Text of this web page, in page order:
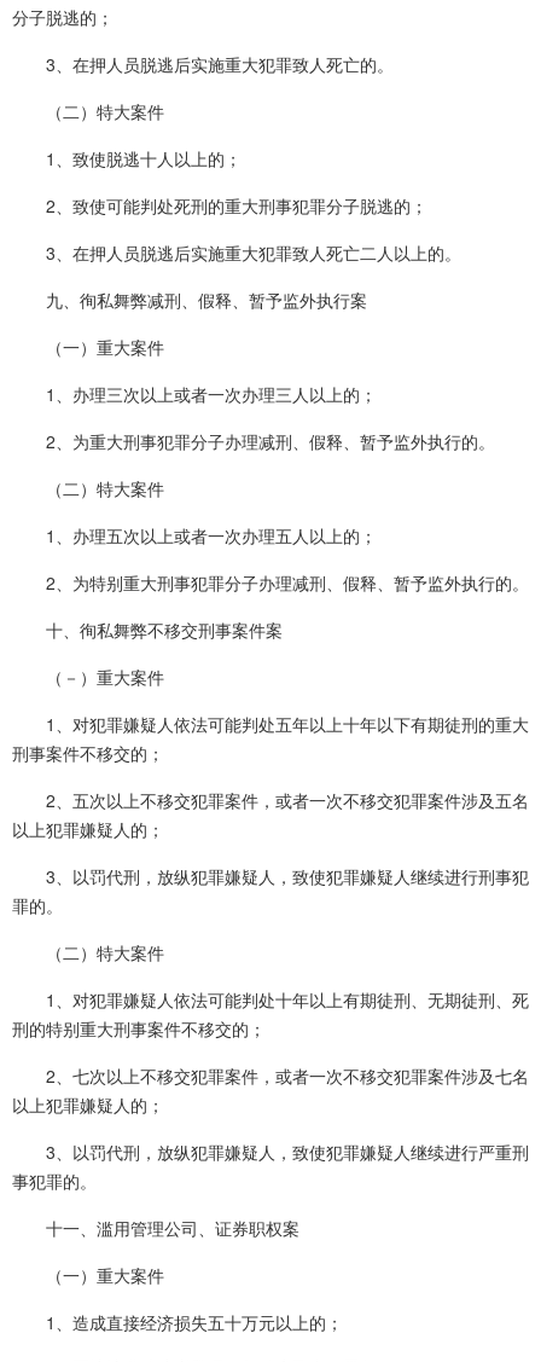
分子脱逃的；
3、在押人员脱逃后实施重大犯罪致人死亡的。
（二）特大案件
1、致使脱逃十人以上的；
2、致使可能判处死刑的重大刑事犯罪分子脱逃的；
3、在押人员脱逃后实施重大犯罪致人死亡二人以上的。
九、徇私舞弊减刑、假释、暂予监外执行案
（一）重大案件
1、办理三次以上或者一次办理三人以上的；
2、为重大刑事犯罪分子办理减刑、假释、暂予监外执行的。
（二）特大案件
1、办理五次以上或者一次办理五人以上的；
2、为特别重大刑事犯罪分子办理减刑、假释、暂予监外执行的。
十、徇私舞弊不移交刑事案件案
（－）重大案件
1、对犯罪嫌疑人依法可能判处五年以上十年以下有期徒刑的重大
刑事案件不移交的；
2、五次以上不移交犯罪案件，或者一次不移交犯罪案件涉及五名
以上犯罪嫌疑人的；
3、以罚代刑，放纵犯罪嫌疑人，致使犯罪嫌疑人继续进行刑事犯
罪的。
（二）特大案件
1、对犯罪嫌疑人依法可能判处十年以上有期徒刑、无期徒刑、死
刑的特别重大刑事案件不移交的；
2、七次以上不移交犯罪案件，或者一次不移交犯罪案件涉及七名
以上犯罪嫌疑人的；
3、以罚代刑，放纵犯罪嫌疑人，致使犯罪嫌疑人继续进行严重刑
事犯罪的。
十一、滥用管理公司、证券职权案
（一）重大案件
1、造成直接经济损失五十万元以上的；